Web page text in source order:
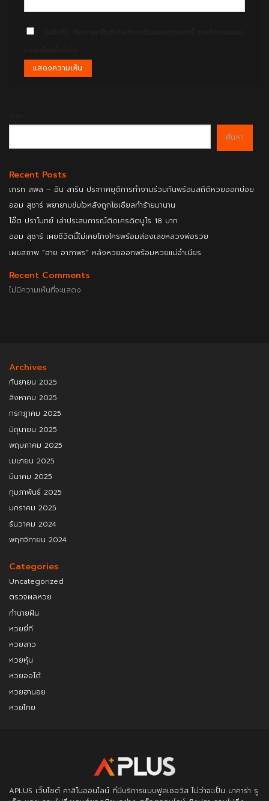
ค้นหา
Recent Posts
เกรท สพล – อิน สาริน ประกาศยุติการทำงานร่วมกันพร้อมสถิติหวยออกบ่อย
ออม สุชาร์ พยายามข่มใจหลังถูกโซเชียลทำร้ายมานาน
โอ๊ต ปราโมทย์ เล่าประสบการณ์ติดเครดิตบูโร 18 บาท
ออม สุชาร์ เผยชีวิตนี้ไม่เคยโกงใครพร้อมส่องเลขหลวงพ่อรวย
เผยสภาพ “ฮาย อาภาพร” หลังหวยออกพร้อมหวยแม่จำเนียร
Recent Comments
ไม่มีความเห็นที่จะแสดง
Archives
กันยายน 2025
สิงหาคม 2025
กรกฎาคม 2025
มิถุนายน 2025
พฤษภาคม 2025
เมษายน 2025
มีนาคม 2025
กุมภาพันธ์ 2025
มกราคม 2025
ธันวาคม 2024
พฤศจิกายน 2024
Categories
Uncategorized
ตรวจผลหวย
ทำนายฝัน
หวยยี่กี
หวยลาว
หวยหุ้น
หวยออโต้
หวยฮานอย
หวยไทย
APLUS เว็บไซต์ คาสิโนออนไลน์ ที่มีบริการแบบฟูลเซอวิส ไม่ว่าจะเป็น บาคาร่า รู